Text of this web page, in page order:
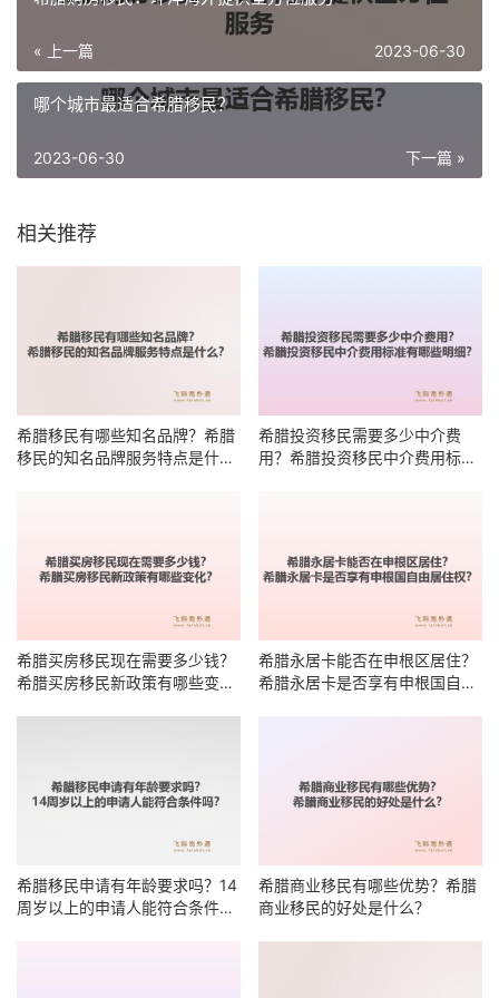
« 上一篇 2023-06-30
哪个城市最适合希腊移民？
下一篇 »
2023-06-30
相关推荐
希腊移民有哪些知名品牌？希腊
移民的知名品牌服务特点是什
希腊投资移民需要多少中介费
用？希腊投资移民中介费用标准
希腊买房移民现在需要多少钱？
希腊买房移民新政策有哪些变
希腊永居卡能否在申根区居住？
希腊永居卡是否享有申根国自由
希腊移民申请有年龄要求吗？14
周岁以上的申请人能符合条件
希腊商业移民有哪些优势？希腊
商业移民的好处是什么？